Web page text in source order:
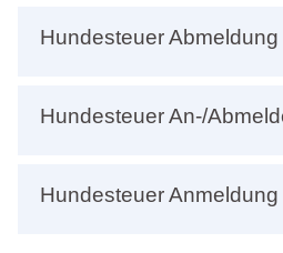
Hundesteuer Abmeldung
Hundesteuer An-/
Hundesteuer Anmeldung